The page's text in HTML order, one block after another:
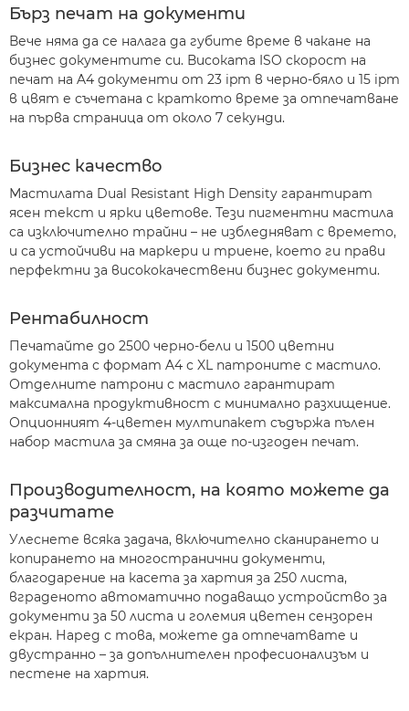
Бърз печат на документи
Вече няма да се налага да губите време в чакане на
бизнес документите си. Високата ISO скорост на
печат на A4 документи от 23 ipm в черно-бяло и 15 ipm
в цвят е съчетана с краткото време за отпечатване
на първа страница от около 7 секунди.
Бизнес качество
Мастилата Dual Resistant High Density гарантират
ясен текст и ярки цветове. Тези пигментни мастила
са изключително трайни – не избледняват с времето,
и са устойчиви на маркери и триене, което ги прави
перфектни за висококачествени бизнес документи.
Рентабилност
Печатайте до 2500 черно-бели и 1500 цветни
документа с формат A4 с XL патроните с мастило.
Отделните патрони с мастило гарантират
максимална продуктивност с минимално разхищение.
Опционният 4-цветен мултипакет съдържа пълен
набор мастила за смяна за още по-изгоден печат.
Производителност, на която можете да
разчитате
Улеснете всяка задача, включително сканирането и
копирането на многостранични документи,
благодарение на касета за хартия за 250 листа,
вграденото автоматично подаващо устройство за
документи за 50 листа и големия цветен сензорен
екран. Наред с това, можете да отпечатвате и
двустранно – за допълнителен професионализъм и
пестене на хартия.